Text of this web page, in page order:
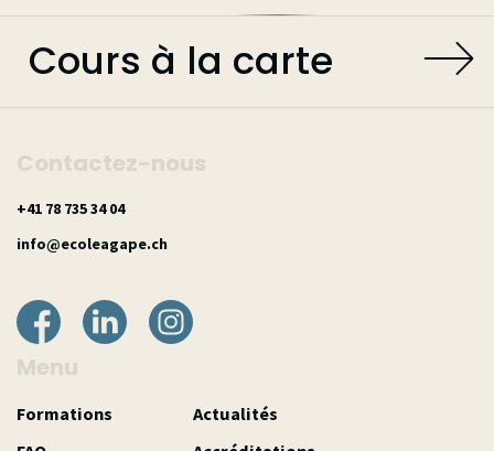
Cours à la carte
Contactez-nous
40 43 537 87 14+
hc.epagaeloce@ofni
Menu
Formations
Actualités